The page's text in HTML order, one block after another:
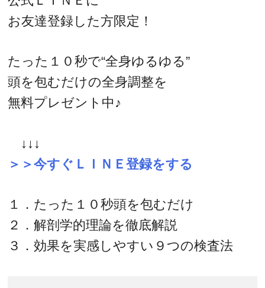
お友達登録した方限定！
たった１０秒で“全身ゆるゆる”
頭を包むだけの全身調整を
無料プレゼント中♪
↓↓↓
＞＞今すぐＬＩＮＥ登録をする
１．たった１０秒頭を包むだけ
２．解剖学的理論を徹底解説
３．効果を実感しやすい９つの検査法